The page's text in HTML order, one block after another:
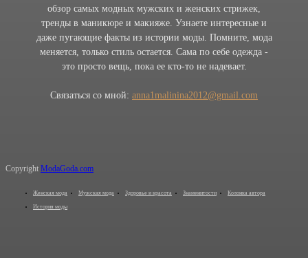
обзор самых модных мужских и женских стрижек,
тренды в маникюре и макияже. Узнаете интересные и
даже пугающие факты из истории моды. Помните, мода
меняется, только стиль остается. Сама по себе одежда -
это просто вещь, пока ее кто-то не надевает.
Связаться со мной: anna1malinina2012@gmail.com
Copyright ModaGoda.com
Женская мода Мужская мода Здоровье и красота Знаменитости Колонка автора
История моды